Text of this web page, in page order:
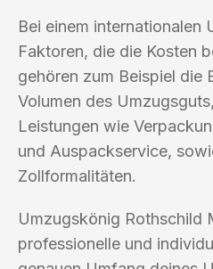
Bei einem internationalen
Faktoren, die die Kosten
gehören zum Beispiel die
Volumen des
Leistungen wie
und Auspackservice,
Zollformalitäten.
Umzugskönig Rothschild
professionelle und